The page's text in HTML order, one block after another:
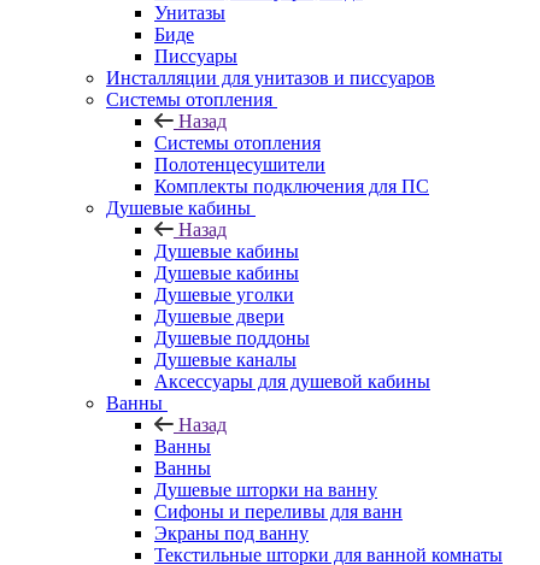
Унитазы
Биде
Писсуары
Инсталляции для унитазов и писсуаров
Системы отопления
Назад
Системы отопления
Полотенцесушители
Комплекты подключения для ПС
Душевые кабины
Назад
Душевые кабины
Душевые кабины
Душевые уголки
Душевые двери
Душевые поддоны
Душевые каналы
Аксессуары для душевой кабины
Ванны
Назад
Ванны
Ванны
Душевые шторки на ванну
Сифоны и переливы для ванн
Экраны под ванну
Текстильные шторки для ванной комнаты